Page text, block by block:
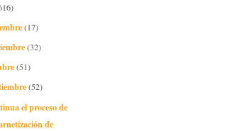
(17)
(32)
(51)
(52)
el proceso de
de